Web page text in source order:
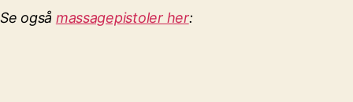
Se også massagepistoler her: